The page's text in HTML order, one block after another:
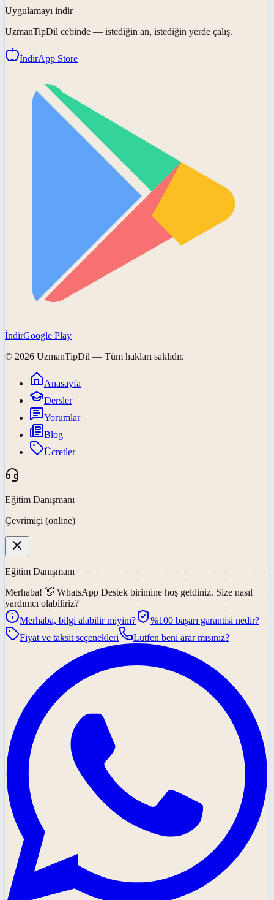
Uygulamayı indir
UzmanTipDil cebinde — istediğin an, istediğin yerde çalış.
İndirApp Store
İndirGoogle Play
© 2026 UzmanTipDil — Tüm hakları saklıdır.
Anasayfa
Dersler
Yorumlar
Blog
Ücretler
Eğitim Danışmanı
Çevrimiçi (online)
Eğitim Danışmanı
Merhaba! 👋 WhatsApp Destek birimine hoş geldiniz. Size nasıl
yardımcı olabiliriz?
Merhaba, bilgi alabilir miyim?
%100 başarı garantisi nedir?
Fiyat ve taksit seçenekleri
Lütfen beni arar mısınız?